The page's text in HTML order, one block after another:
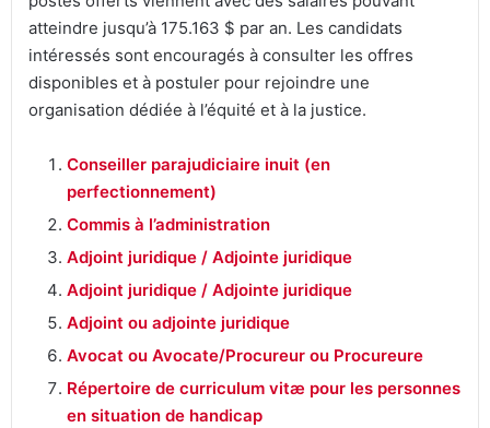
atteindre jusqu’à 175.163 $ par an. Les candidats
intéressés sont encouragés à consulter les offres
disponibles et à postuler pour rejoindre une
organisation dédiée à l’équité et à la justice.
Conseiller parajudiciaire inuit (en
perfectionnement)
Commis à l’administration
Adjoint juridique / Adjointe juridique
Adjoint juridique / Adjointe juridique
Adjoint ou adjointe juridique
Avocat ou Avocate/Procureur ou Procureure
Répertoire de curriculum vitæ pour les personnes
en situation de handicap